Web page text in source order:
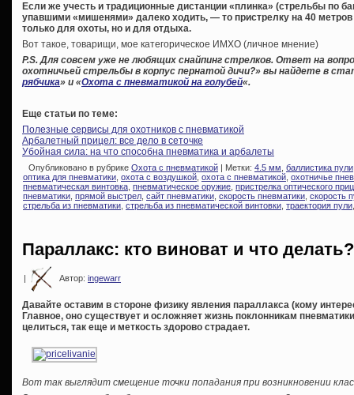
Если же учесть и традиционные дистанции «плинка» (стрельбы по
упавшими «мишенями» далеко ходить, — то пристрелку на 40
только для охоты, но и для отдыха.
Вот такое, товарищи, мое категорическое ИМХО (личное мнение)
P.S. Для совсем уже не любящих снайпинг стрелков. Ответ на
охотничьей стрельбы в корпус пернатой дичи?» вы найдете в
рябчика» и «Охота с пневматикой на голубей«.
Еще статьи по теме:
Полезные сервисы для охотников с пневматикой
Арбалетный прицел: все дело в сеточке
Убойная сила: на что способна пневматика и арбалеты
Опубликовано в рубрике Охота с пневматикой | Метки: 4.5 мм баллистика пули
оптика для пневматики охота с воздушкой охота с пневматикой охотничье
пневматическая винтовка пневматическое оружие пристрелка оптического
пневматики прямой выстрел сайт пневматики скорость пневматики скорость
стрельба из пневматики стрельба из пневматической винтовки траектория пули
Параллакс: кто виноват и что делать?
| Автор: ingewarr
Давайте оставим в стороне физику явления параллакса (кому
Главное, оно существует и осложняет жизнь поклонникам
целиться, так еще и меткость здорово страдает.
Вот так выглядит смещение точки попадания при возникновении